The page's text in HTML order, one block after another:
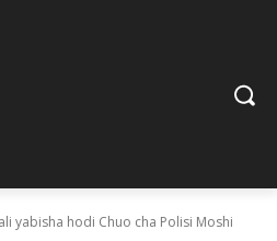
yabisha hodi Chuo cha Polisi Moshi